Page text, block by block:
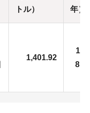
トル）
年）
1,401.92